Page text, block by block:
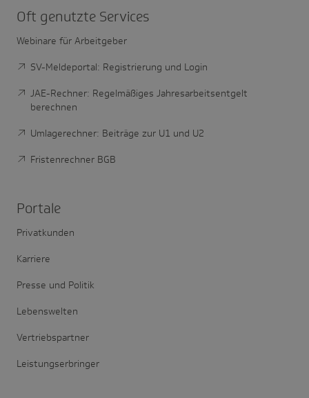
Oft genutzte Services
Webinare für Arbeitgeber
SV-Meldeportal: Registrierung und Login
JAE-Rechner: Regelmäßiges Jahresarbeitsentgelt
berechnen
Umlagerechner: Beiträge zur U1 und U2
Fristenrechner BGB
Portale
Privatkunden
Karriere
Presse und Politik
Lebenswelten
Vertriebspartner
Leistungserbringer